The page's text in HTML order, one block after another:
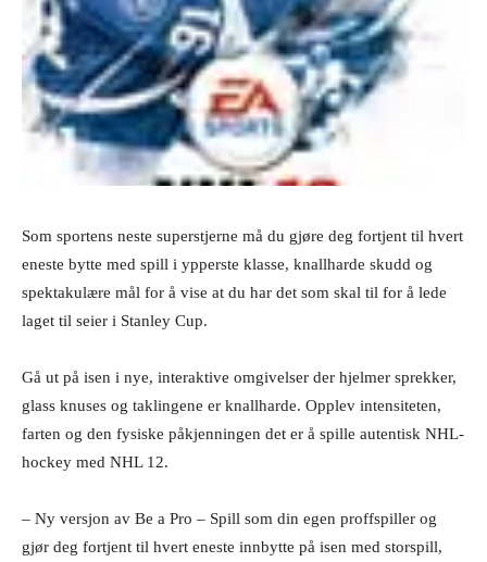
Som sportens neste superstjerne må du gjøre deg fortjent til hvert
eneste bytte med spill i ypperste klasse, knallharde skudd og
spektakulære mål for å vise at du har det som skal til for å lede
laget til seier i Stanley Cup.
Gå ut på isen i nye, interaktive omgivelser der hjelmer sprekker,
glass knuses og taklingene er knallharde. Opplev intensiteten,
farten og den fysiske påkjenningen det er å spille autentisk NHL-
hockey med NHL 12.
– Ny versjon av Be a Pro – Spill som din egen proffspiller og
gjør deg fortjent til hvert eneste innbytte på isen med storspill,